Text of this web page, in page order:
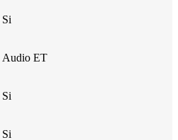
Si
Audio ET
Si
Si